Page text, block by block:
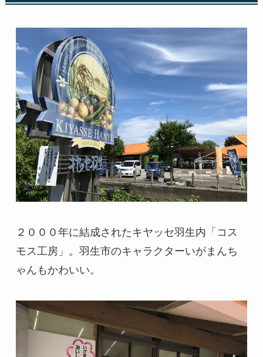
２０００年に結成されたキヤッセ羽生内「コス
モス工房」。羽生市のキャラクターいがまんち
ゃんもかわいい。